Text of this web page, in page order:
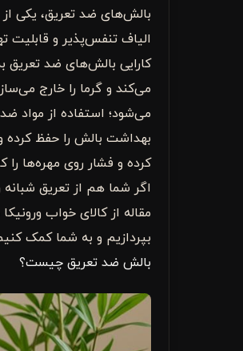
بالش‌های ضد تعریق، یکی
الیاف تنفس‌پذیر و قابلیت
کارایی بالش‌های ضد
می‌کند و گرما را خارج
می‌شود؛ استفاده از مواد
بهداشت بالش را حفظ کرده
کرده و فشار روی مهره‌ها
اگر شما هم از تعریق شبانه
مقاله از کالای خواب
بپردازیم و به شما کمک
بالش ضد تعریق چیست؟